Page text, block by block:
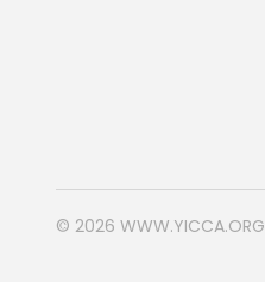
© 2026 WWW.YICCA.ORG